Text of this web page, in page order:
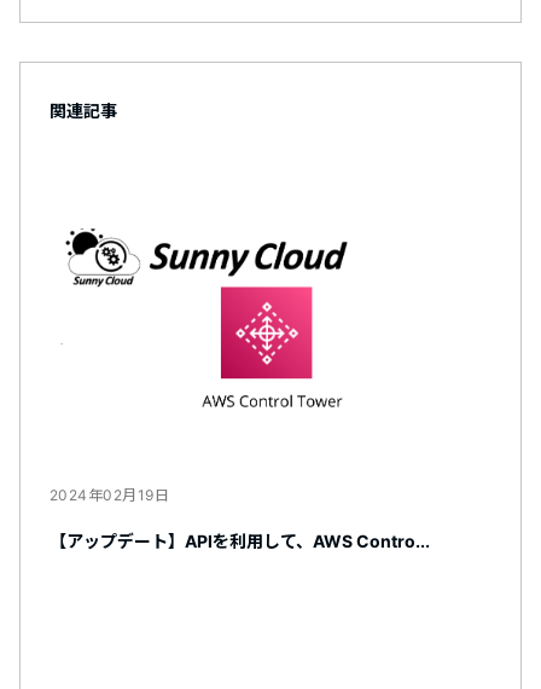
関連記事
2024年02月19日
【アップデート】APIを利用して、AWS Contro...